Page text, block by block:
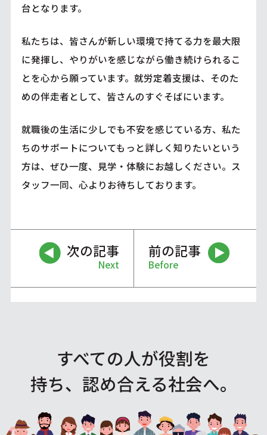
台となります。
私たちは、皆さんが新しい環境で持てる力を最大限
に発揮し、やりがいを感じながら働き続けられるこ
とを心から願っています。就労定着支援は、そのた
めの伴走者として、皆さんのすぐそばにいます。
就職後の生活に少しでも不安を感じている方、私た
ちのサポートについてもっと詳しく知りたいという
方は、ぜひ一度、見学・体験にお越しください。ス
タッフ一同、心よりお待ちしております。
次の記事
Next
前の記事
Before
すべての人が役割を
持ち、認め合える社会へ。